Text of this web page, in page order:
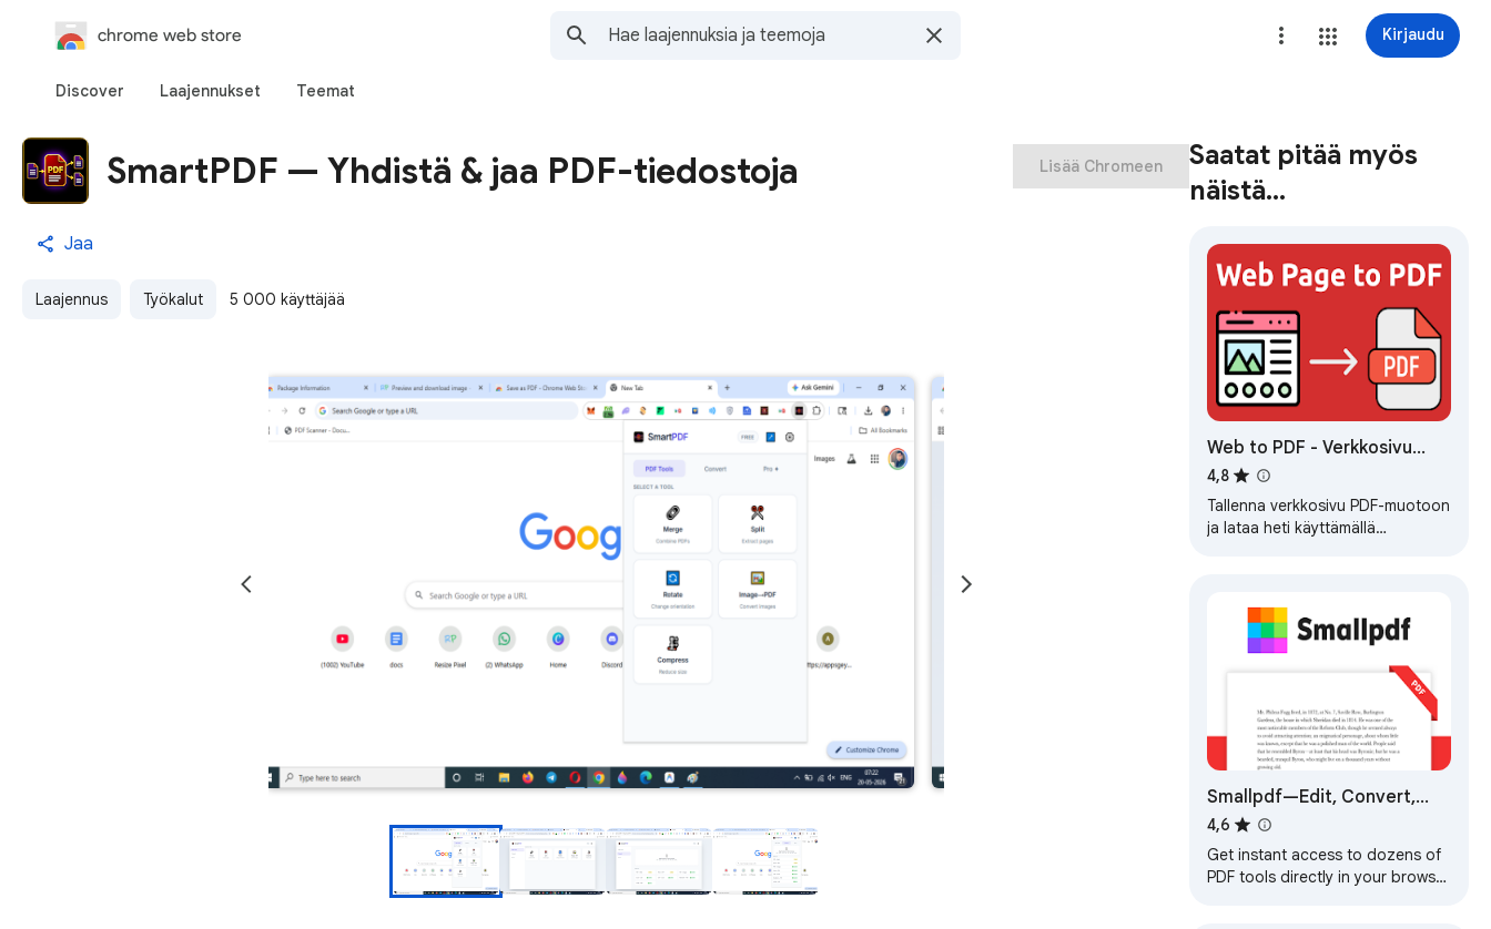
chrome web store Kirjaudu
Discover Laajennukset Teemat
SmartPDF — Yhdistä & jaa PDF-tiedostoja
Jaa
Laajennus Työkalut 5 000 käyttäjää
Lisää Chromeen
Saatat pitää myös
näistä…
Web to PDF - Verkkosivu
PDF-muotoon
4,8
Tallenna verkkosivu PDF-muotoon
ja lataa heti käyttämällä
Smallpdf—Edit, Convert,
Compress, & AI Summarize
PDF
4,6
Get instant access to dozens of
PDF tools directly in your browser